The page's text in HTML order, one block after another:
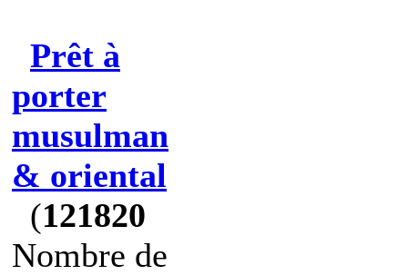
Prêt à
porter
musulman
& oriental
(121820
Nombre de